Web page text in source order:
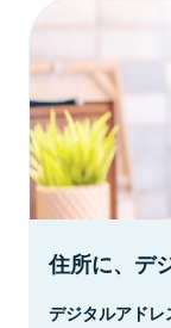
住所に、デ
デジタルアドレ